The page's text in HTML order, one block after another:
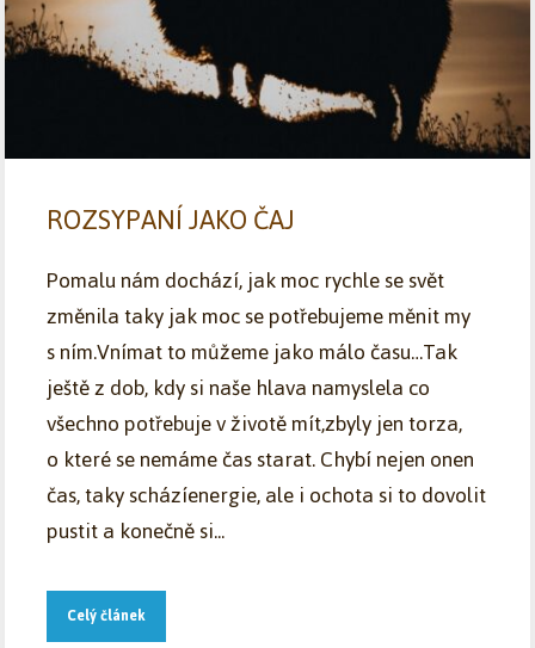
ROZSYPANÍ JAKO ČAJ
Pomalu nám dochází, jak moc rychle se svět
změnila taky jak moc se potřebujeme měnit my
s ním.Vnímat to můžeme jako málo času…Tak
ještě z dob, kdy si naše hlava namyslela co
všechno potřebuje v životě mít,zbyly jen torza,
o které se nemáme čas starat. Chybí nejen onen
čas, taky scházíenergie, ale i ochota si to dovolit
pustit a konečně si...
Celý článek